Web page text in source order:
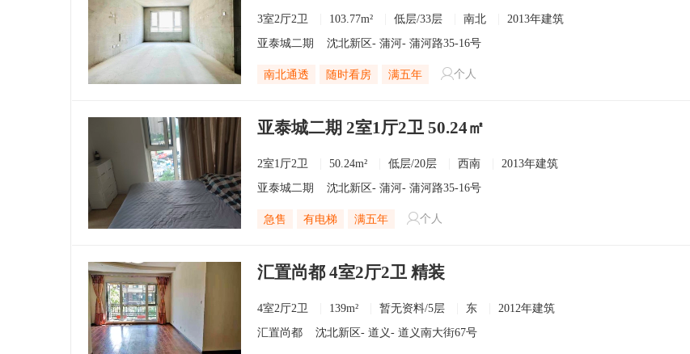
3室2厅2卫 103.77m² 低层/33层 南北
2013年建筑
亚泰城二期
沈北新区- 蒲河- 蒲河路35-16号
南北通透 随时看房 满五年 个人
亚泰城二期 2室1厅2卫 50.24㎡
2室1厅2卫 50.24m² 低层/20层 西南
2013年建筑
亚泰城二期
沈北新区- 蒲河- 蒲河路35-16号
急售 有电梯 满五年 个人
汇置尚都 4室2厅2卫 精装
4室2厅2卫 139m² 暂无资料/5层 东
2012年建筑
汇置尚都
沈北新区- 道义- 道义南大街67号